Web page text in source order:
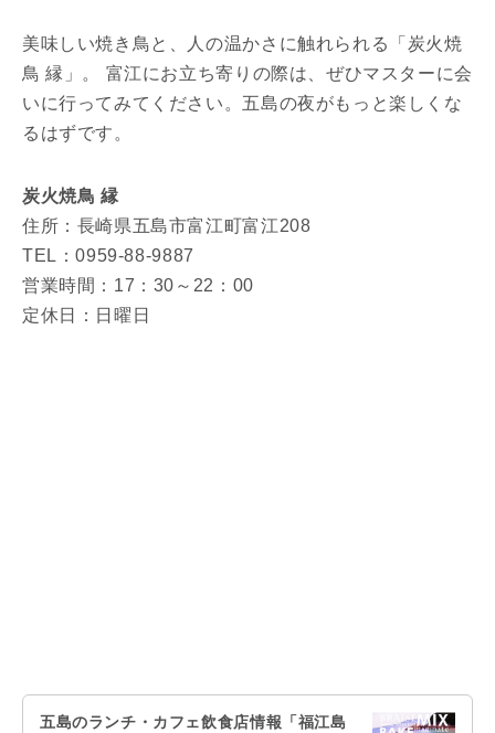
美味しい焼き鳥と、人の温かさに触れられる「炭火焼
鳥 縁」。 富江にお立ち寄りの際は、ぜひマスターに会
いに行ってみてください。五島の夜がもっと楽しくな
るはずです。
炭火焼鳥 縁
住所：長崎県五島市富江町富江208
TEL：0959-88-9887
営業時間：17：30～22：00
定休日：日曜日
五島のランチ・カフェ飲食店情報「福江島